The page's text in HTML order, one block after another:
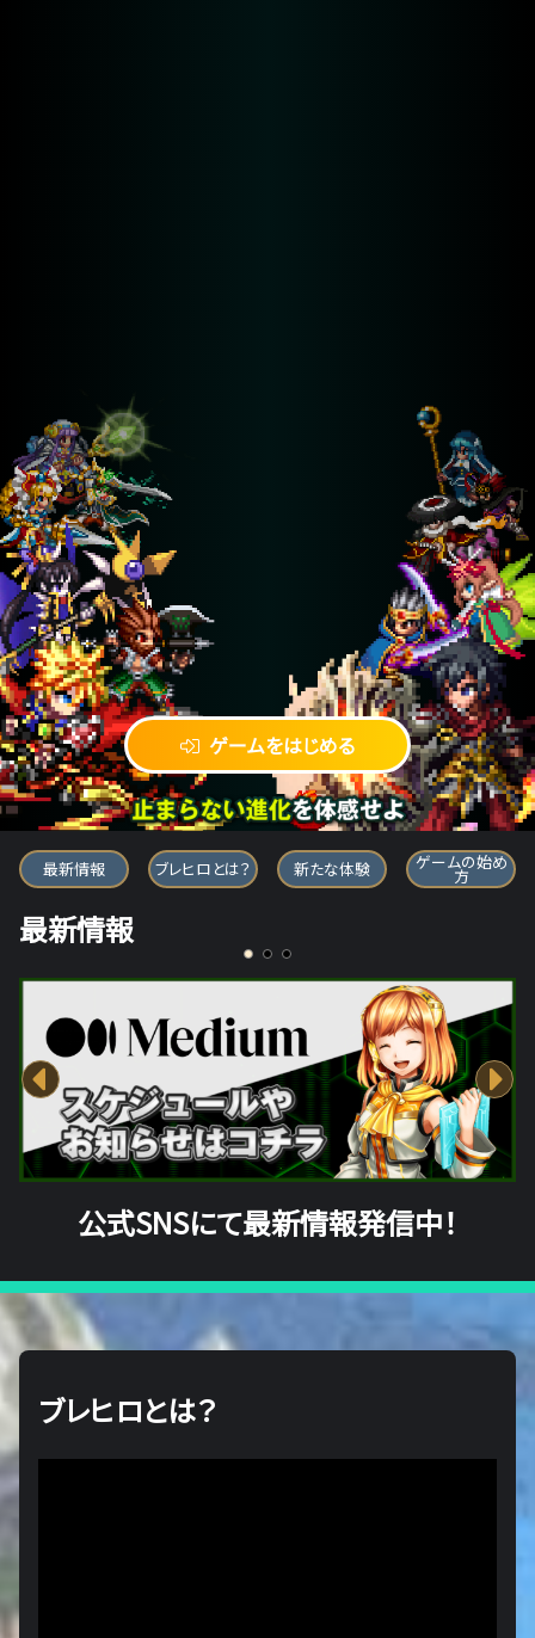
ゲームをはじめる
ブレイブ フロンティア ヒーローズ
最新情報 ブレヒロとは？ 新たな体験 ゲームの始め
方
最新情報
公式SNSにて最新情報発信中！
ブレヒロとは？